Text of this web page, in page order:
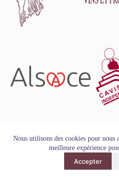
Nous utilisons des cookies pour nous
meilleure expérience
Accepter
avec
Tous droits réservés -
Conditions